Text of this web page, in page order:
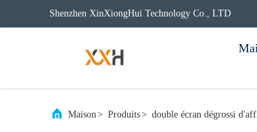
Shenzhen XinXiongHui Technology Co., LTD
Maison> Produits> double écran dégrossi